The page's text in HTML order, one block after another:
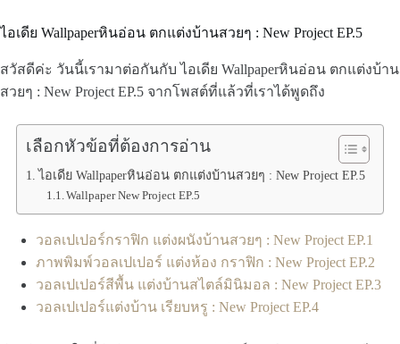
ไอเดีย Wallpaperหินอ่อน ตกแต่งบ้านสวยๆ : New Project EP.5
สวัสดีค่ะ วันนี้เรามาต่อกันกับ ไอเดีย Wallpaperหินอ่อน ตกแต่งบ้าน
สวยๆ : New Project EP.5 จากโพสต์ที่แล้วที่เราได้พูดถึง
เลือกหัวข้อที่ต้องการอ่าน
ไอเดีย Wallpaperหินอ่อน ตกแต่งบ้านสวยๆ : New Project EP.5
Wallpaper New Project EP.5
วอลเปเปอร์กราฟิก แต่งผนังบ้านสวยๆ : New Project EP.1
ภาพพิมพ์วอลเปเปอร์ แต่งห้อง กราฟิก : New Project EP.2
วอลเปเปอร์สีพื้น แต่งบ้านสไตล์มินิมอล : New Project EP.3
วอลเปเปอร์แต่งบ้าน เรียบหรู : New Project EP.4